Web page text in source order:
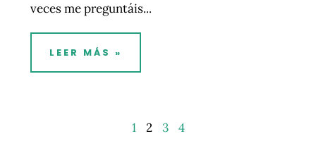
veces me preguntáis...
LEER MÁS »
1 2 3 4